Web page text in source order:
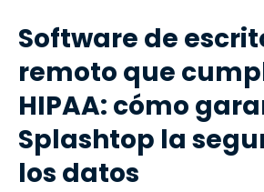
Software de
remoto que
HIPAA: cómo
Splashtop la
los datos